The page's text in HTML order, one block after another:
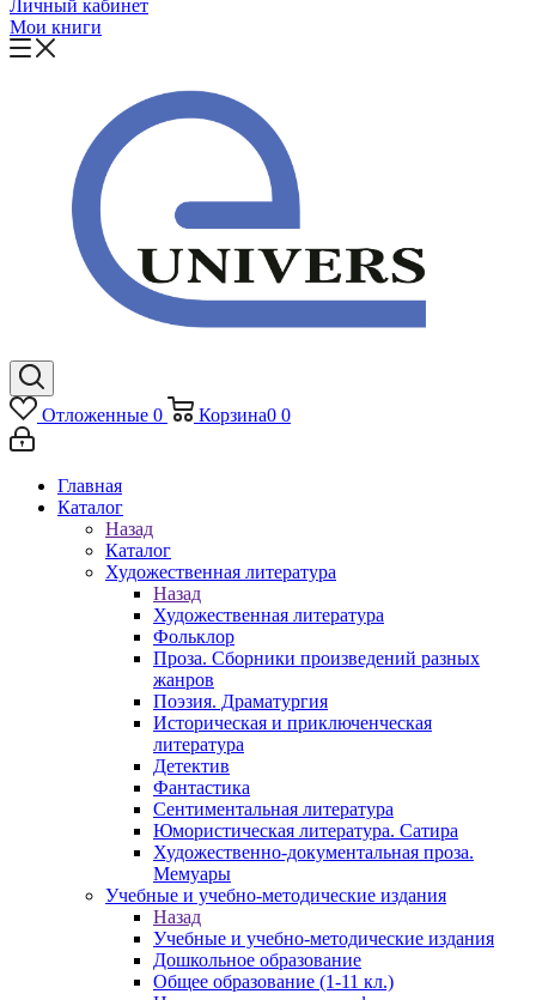
Личный кабинет
Мои книги
Отложенные 0 Корзина0 0
Главная
Каталог
Назад
Каталог
Художественная литература
Назад
Художественная литература
Фольклор
Проза. Сборники произведений разных
жанров
Поэзия. Драматургия
Историческая и приключенческая
литература
Детектив
Фантастика
Сентиментальная литература
Юмористическая литература. Сатира
Художественно-документальная проза.
Мемуары
Учебные и учебно-методические издания
Назад
Учебные и учебно-методические издания
Дошкольное образование
Общее образование (1-11 кл.)